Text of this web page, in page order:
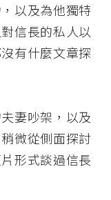
以及為他獨特
信長的私人以
有什麼文章探
妻吵架，以及
微從側面探討
形式談過信長